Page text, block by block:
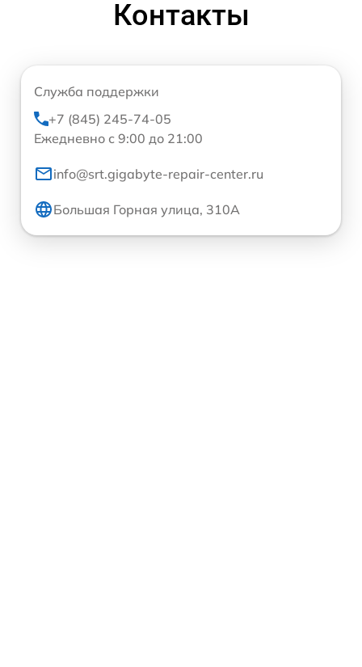
Контакты
Служба поддержки
+7 (845) 245-74-05
Ежедневно с 9:00 до 21:00
info@srt.gigabyte-repair-center.ru
Большая Горная улица, 310А